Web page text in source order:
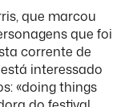
que marcou
que foi
corrente de
interessado
«doing things